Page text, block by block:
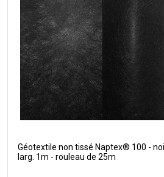
Géotextile non tissé Naptex® 100 -
larg. 1m - rouleau de 25m